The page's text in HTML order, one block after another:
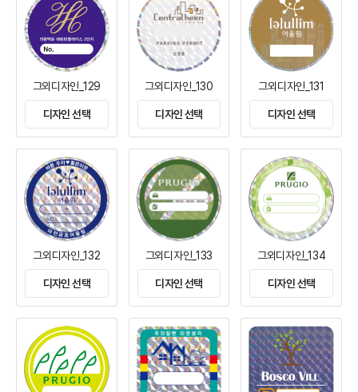
그외디자인_129
디자인 선택
그외디자인_130
디자인 선택
그외디자인_131
디자인 선택
그외디자인_132
디자인 선택
그외디자인_133
디자인 선택
그외디자인_134
디자인 선택